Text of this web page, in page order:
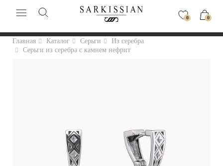
0 0
Главная Каталог Серьги
Из серебра
Серьги из серебра с камнем нефрит